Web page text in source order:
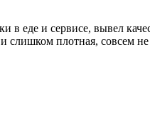
еде и сервисе, вывел
плотная, совсем не